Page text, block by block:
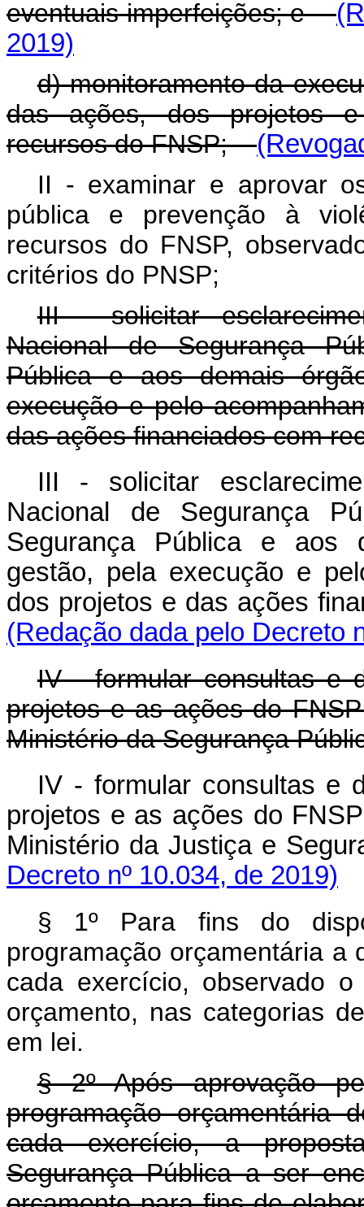
eventuais imperfeições; e
2019)
d) monitoramento da
das ações, dos projetos
recursos do FNSP;
II - examinar e aprovar
pública e prevenção à
recursos do FNSP,
critérios do PNSP;
III - solicitar
Nacional de Segurança
Pública e aos demais
execução e pelo
das ações financiados com
III - solicitar
Nacional de Segurança
Segurança Pública e aos
gestão, pela execução e
dos projetos e das ações
(Redação dada pelo Decreto
IV - formular consultas e
projetos e as ações do
Ministério da Segurança
IV - formular consultas e
projetos e as ações do
Ministério da Justiça e
Decreto nº 10.034, de 2019)
§ 1º Para fins do
programação orçamentária a
cada exercício, observado
orçamento, nas categorias
em lei.
§ 2º Após aprovação
programação orçamentária
cada exercício, a
Segurança Pública a ser